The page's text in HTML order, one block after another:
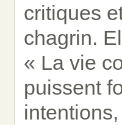
critiques
chagrin.
« La vie
puissent